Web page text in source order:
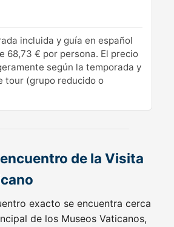
incluida y guía en español
68,73 € por persona. El precio
según la temporada y
tour (grupo reducido o
de la Visita
exacto se encuentra cerca
de los Museos Vaticanos,